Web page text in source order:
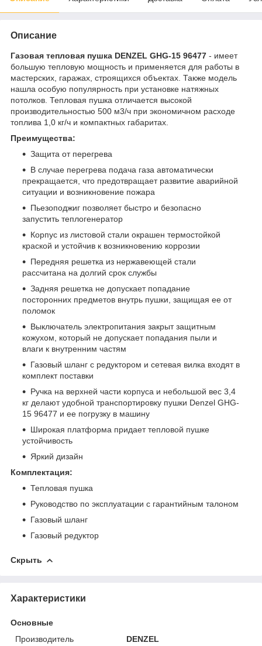
Описание
Газовая тепловая пушка DENZEL GHG-15 96477 - имеет
большую тепловую мощность и применяется для работы в
мастерских, гаражах, строящихся объектах. Также модель
нашла особую популярность при установке натяжных
потолков. Тепловая пушка отличается высокой
производительностью 500 м3/ч при экономичном расходе
топлива 1,0 кг/ч и компактных габаритах.
Преимущества:
Защита от перегрева
В случае перегрева подача газа автоматически
прекращается, что предотвращает развитие аварийной
ситуации и возникновение пожара
Пьезоподжиг позволяет быстро и безопасно
запустить теплогенератор
Корпус из листовой стали окрашен термостойкой
краской и устойчив к возникновению коррозии
Передняя решетка из нержавеющей стали
рассчитана на долгий срок службы
Задняя решетка не допускает попадание
посторонних предметов внутрь пушки, защищая ее от
поломок
Выключатель электропитания закрыт защитным
кожухом, который не допускает попадания пыли и
влаги к внутренним частям
Газовый шланг с редуктором и сетевая вилка входят в
комплект поставки
Ручка на верхней части корпуса и небольшой вес 3,4
кг делают удобной транспортировку пушки Denzel GHG-
15 96477 и ее погрузку в машину
Широкая платформа придает тепловой пушке
устойчивость
Яркий дизайн
Комплектация:
Тепловая пушка
Руководство по эксплуатации с гарантийным талоном
Газовый шланг
Газовый редуктор
Скрыть
Характеристики
Основные
Производитель
DENZEL